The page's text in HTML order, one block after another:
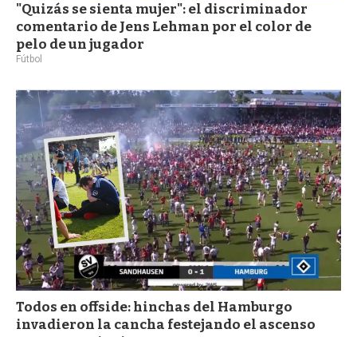
"Quizás se sienta mujer": el discriminador
comentario de Jens Lehman por el color de
pelo de un jugador
Fútbol
Todos en offside: hinchas del Hamburgo
invadieron la cancha festejando el ascenso